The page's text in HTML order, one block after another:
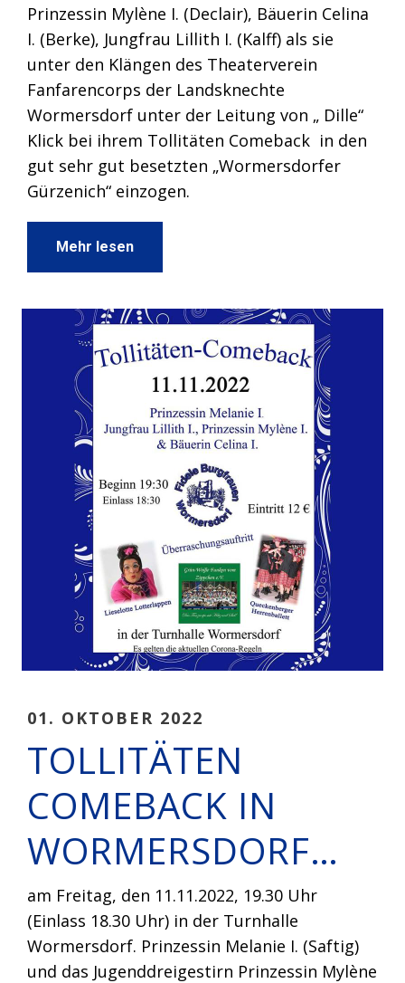
Prinzessin Mylène I. (Declair), Bäuerin Celina
I. (Berke), Jungfrau Lillith I. (Kalff) als sie
unter den Klängen des Theaterverein
Fanfarencorps der Landsknechte
Wormersdorf unter der Leitung von „ Dille“
Klick bei ihrem Tollitäten Comeback in den
gut sehr gut besetzten „Wormersdorfer
Gürzenich“ einzogen.
Mehr lesen
01. OKTOBER 2022
TOLLITÄTEN
COMEBACK IN
WORMERSDORF…
am Freitag, den 11.11.2022, 19.30 Uhr
(Einlass 18.30 Uhr) in der Turnhalle
Wormersdorf. Prinzessin Melanie I. (Saftig)
und das Jugenddreigestirn Prinzessin Mylène